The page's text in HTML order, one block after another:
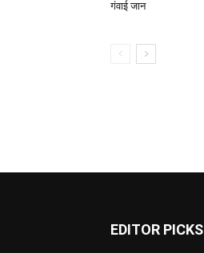
गंवाई जान
EDITOR PICKS